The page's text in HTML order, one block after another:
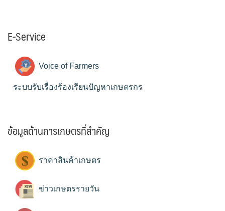
E-Service
Voice of Farmers
ระบบรับเรื่องร้องเรียนปัญหาเกษตรกร
ข้อมูลด้านการเกษตรที่สำคัญ
ราคาสินค้าเกษตร
ข่าวเกษตรรายวัน